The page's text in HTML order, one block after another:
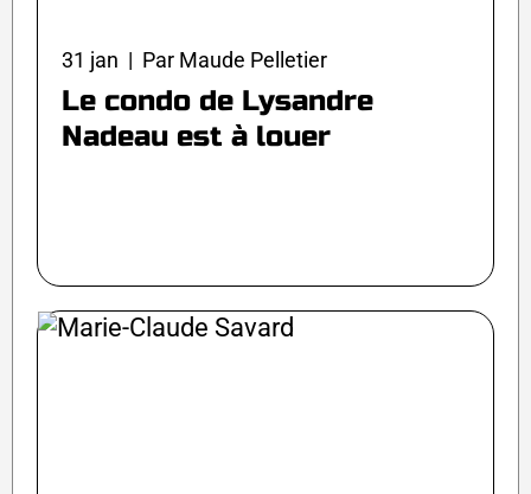
31 jan | Par Maude Pelletier
Le condo de Lysandre
Nadeau est à louer